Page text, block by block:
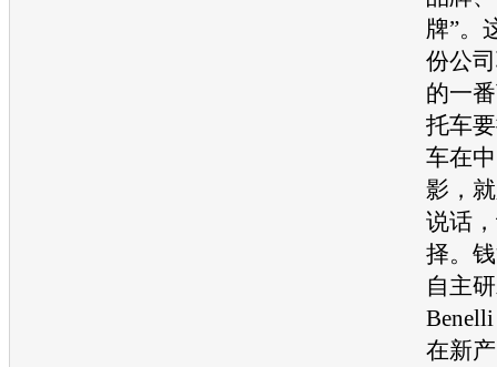
牌”。
份公
的一
托车
车在
影，
说话
择。
自主
在新